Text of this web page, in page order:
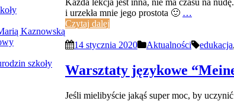
Kaznowską
szkoły
i urzekła mnie jego prostota 🙂 …
Czytaj dalej
14 stycznia 2020 Aktualności edukacja,
Warsztaty językowe
Jeśli mielibyście jakąś super moc, by